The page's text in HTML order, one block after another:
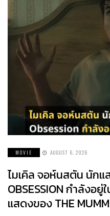
MOVIE AUGUST 6, 2026
ไมเคิล จอห์นสตัน นัก
OBSESSION กำลังอยู่
แสดงของ THE